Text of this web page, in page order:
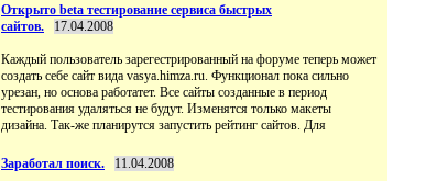
Открыто beta тестирование сервиса быстрых
сайтов.
17.04.2008
Каждый пользователь зарегестрированный на форуме теперь может
создать себе сайт вида vasya.himza.ru. Функционал пока сильно
урезан, но основа работатет. Все сайты созданные в период
тестирования удаляться не будут. Изменятся только макеты
дизайна. Так-же планирутся запустить рейтинг сайтов. Для
Заработал поиск. 11.04.2008